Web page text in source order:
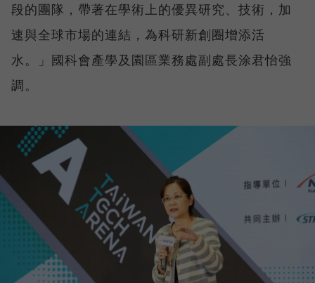
段的團隊，帶著在學術上的優異研究、技術，加
速與全球市場的連結，為科研新創圈增添活
水。」國科會產學及園區業務處副處長涂君怡強
調。